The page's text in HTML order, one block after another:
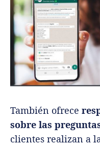
También ofrece
sobre las
clientes realizan a